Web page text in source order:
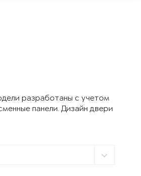
разработаны с учетом
панели. Дизайн двери